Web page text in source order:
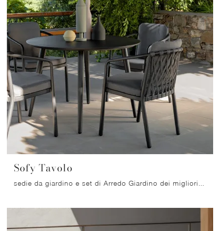
Sofy Tavolo